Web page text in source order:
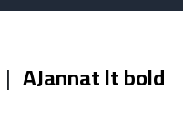
| AJannat lt bold